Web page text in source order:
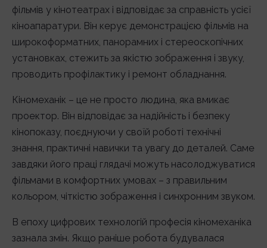
фільмів у кінотеатрах і відповідає за справність усієї
кіноапаратури. Він керує демонстрацією фільмів на
широкоформатних, панорамних і стереоскопічних
установках, стежить за якістю зображення і звуку,
проводить профілактику і ремонт обладнання.
Кіномеханік – це не просто людина, яка вмикає
проектор. Він відповідає за надійність і безпеку
кінопоказу, поєднуючи у своїй роботі технічні
знання, практичні навички та увагу до деталей. Саме
завдяки його праці глядачі можуть насолоджуватися
фільмами в комфортних умовах – з правильним
кольором, чіткістю зображення і синхронним звуком.
В епоху цифрових технологій професія кіномеханіка
зазнала змін. Якщо раніше робота будувалася